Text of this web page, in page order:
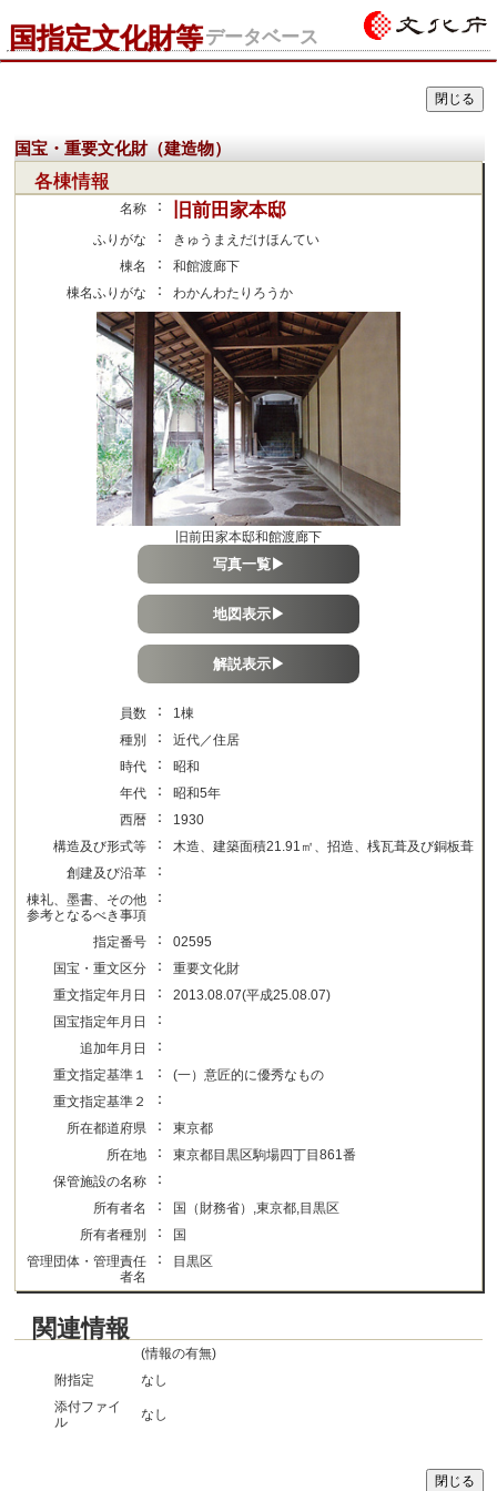
国指定文化財等データベース
国宝・重要文化財（建造物）
各棟情報
名称 ： 旧前田家本邸
ふりがな ：
きゅうまえだけほんてい
棟名
：
和館渡廊下
棟名ふりがな
： わかんわたりろうか
旧前田家本邸和館渡廊下
写真一覧▶
地図表示▶
解説表示▶
員数 ：
1棟
種別
：
近代／住居
時代
：
昭和
年代
：
昭和5年
西暦
：
1930
構造及び形式等
：
木造、建築面積21.91㎡、招造、桟瓦葺及び銅板葺
創建及び沿革
：
棟礼、墨書、その他
参考となるべき事項
：
指定番号 ：
02595
国宝・重文区分
：
重要文化財
重文指定年月日
：
2013.08.07(平成25.08.07)
国宝指定年月日
：
追加年月日 ：
重文指定基準１ ：
(一）意匠的に優秀なもの
重文指定基準２
：
所在都道府県 ：
東京都
所在地
：
東京都目黒区駒場四丁目861番
保管施設の名称
：
所有者名 ：
国（財務省）,東京都,目黒区
所有者種別
：
国
管理団体・管理責任
者名
： 目黒区
関連情報
(情報の有無)
附指定
なし
添付ファイ
ル
なし